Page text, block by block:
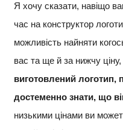
Я хочу сказати, навіщо
час на конструктор
можливість найняти
вас та ще й за нижчу
виготовлений логотип,
достеменно знати, що
низькими цінами ви